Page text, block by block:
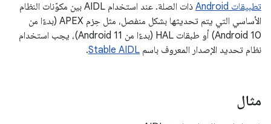
تطبيقات Android
ذات الصلة. عند استخدام AIDL بين مكوّنات النظام
الأساسي التي يتم تحديثها بشكل منفصل، مثل حِزم APEX (بدءًا من
Android 10) أو طبقات HAL (بدءًا من Android 11)، يجب استخدام
نظام تحديد الإصدار المعروف باسم Stable AIDL
.
مثال